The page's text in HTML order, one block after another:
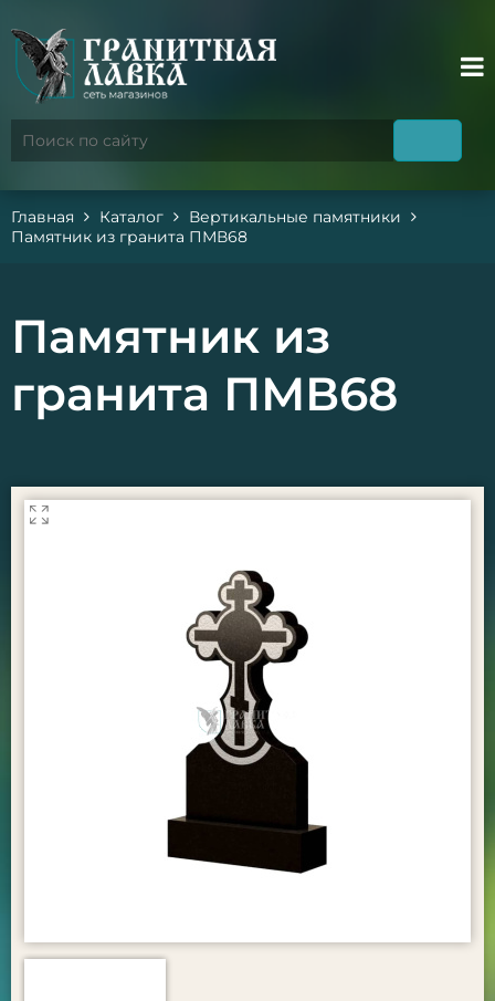
Главная Каталог
Вертикальные памятники
Памятник из гранита ПМВ68
Памятник из
гранита ПМВ68